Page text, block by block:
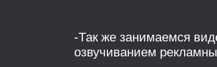
-Так же занимаемся
озвучиванием